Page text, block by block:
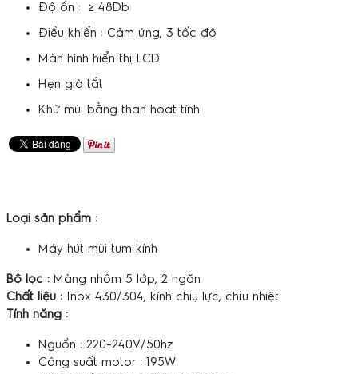
Độ ồn : ≥ 48Db
Điều khiển : Cảm ứng, 3 tốc độ
Màn hình hiển thị LCD
Hẹn giờ tắt
Khử mùi bằng than hoạt tính
Loại sản phẩm :
Máy hút mùi tum kính
Bộ lọc :Màng nhôm 5 lớp, 2 ngăn
Chất liệu :Inox 430/304, kính chiụ lực, chịu nhiệt
Tính năng :
Nguồn : 220-240V/50hz
Công suất motor : 195W